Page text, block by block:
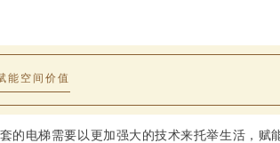
能空间价值
的电梯需要以更加强大的技术来托举生活，赋